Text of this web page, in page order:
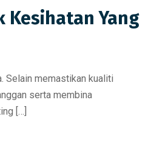
Yang
Selain memastikan kualiti
serta membina
[…]